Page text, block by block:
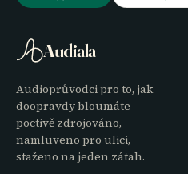
Audiala
Audioprůvodci pro to, jak
doopravdy bloumáte —
poctivě zdrojováno,
namluveno pro ulici,
staženo na jeden zátah.